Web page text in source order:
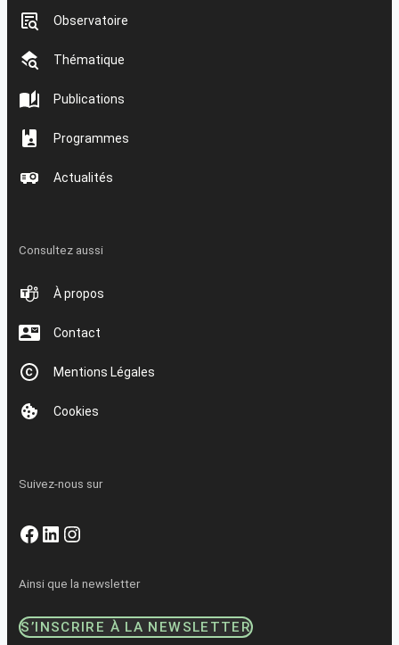
Observatoire
Thématique
Publications
Programmes
Actualités
Consultez aussi
À propos
Contact
Mentions Légales
Cookies
Suivez-nous sur
Facebook
LinkedIn
Instagram
Ainsi que la newsletter
S’INSCRIRE À LA NEWSLETTER